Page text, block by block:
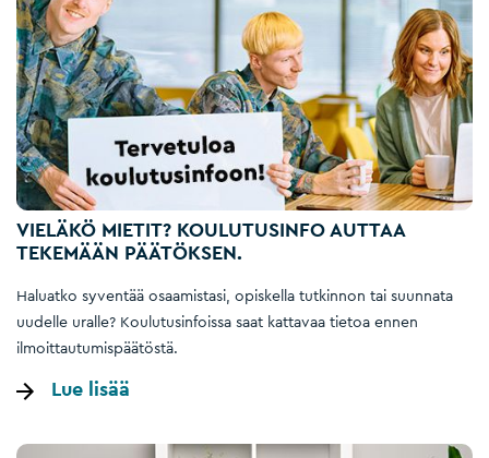
VIELÄKÖ MIETIT? KOULUTUSINFO AUTTAA
TEKEMÄÄN PÄÄTÖKSEN.
Haluatko syventää osaamistasi, opiskella tutkinnon tai suunnata
uudelle uralle? Koulutusinfoissa saat kattavaa tietoa ennen
ilmoittautumispäätöstä.
Lue lisää